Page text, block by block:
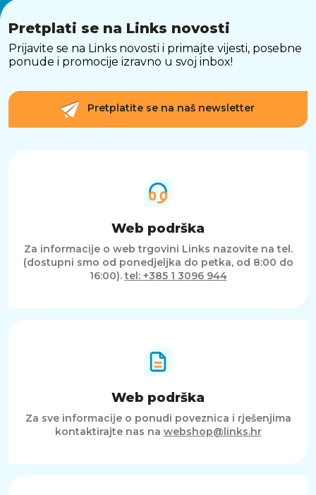
funkcionalnosti koja odgovara modernom
načinu života. Bilo da ih koristite za glazbu,
pozive ili gledanje sadržaja, pružaju stabilno i
ugodno iskustvo u svim situacijama.
SAŽETAK
Sony MDR-ZX310AP slušalice pružaju
uravnotežen zvuk, praktične kontrole i
ugrađeni mikrofon u laganom i sklopivom
Pretplati se na Links novosti
Prijavite se na Links novosti i primajte vijesti, posebne
ponude i promocije izravno u svoj inbox!
Pretplatite se na naš newsletter
Web podrška
Za informacije o web trgovini Links nazovite na tel.
(dostupni smo od ponedjeljka do petka, od 8:00 do
16:00).tel: +385 1 3096 944
Web podrška
Za sve informacije o ponudi poveznica i rješenjima
kontaktirajte nas na webshop@links.hr